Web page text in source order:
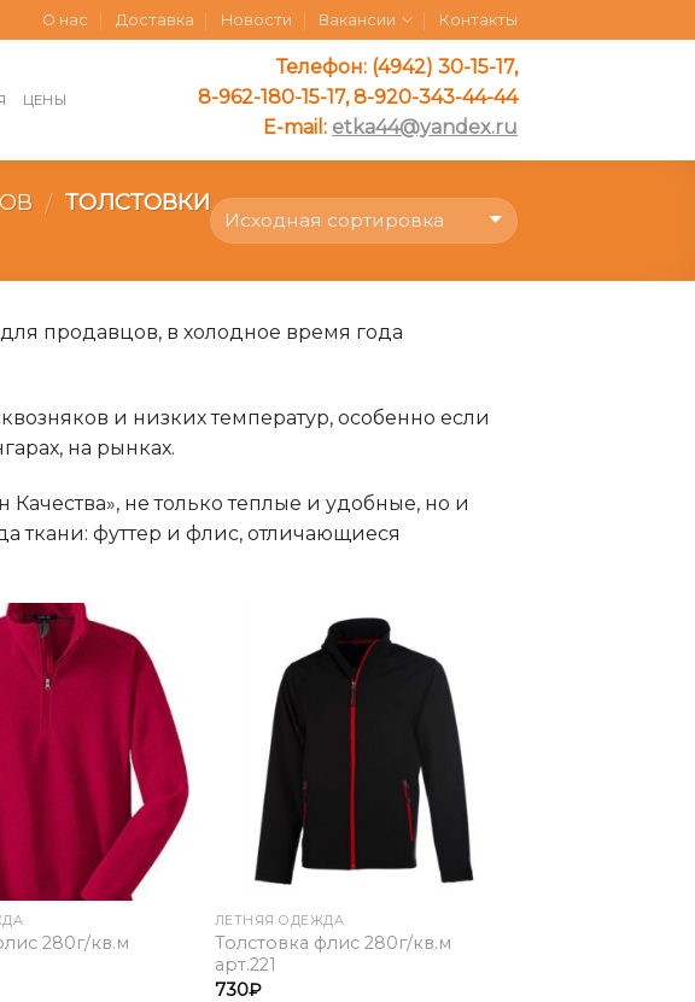
О нас Доставка Новости Вакансии Контакты
ЦЕНЫ
Телефон: (4942) 30-15-17,
8-962-180-15-17, 8-920-343-44-44
E-mail: etka44@yandex.ru
/ ТОЛСТОВКИ
продавцов, в холодное время года
и низких температур, особенно если
на рынках.
не только теплые и удобные, но и
ткани: футтер и флис, отличающиеся
Add to
Wishlist
280г/кв.м
Add to
Wishlist
ЛЕТНЯЯ ОДЕЖДА
Толстовка флис 280г/кв.м
арт.221
730₽